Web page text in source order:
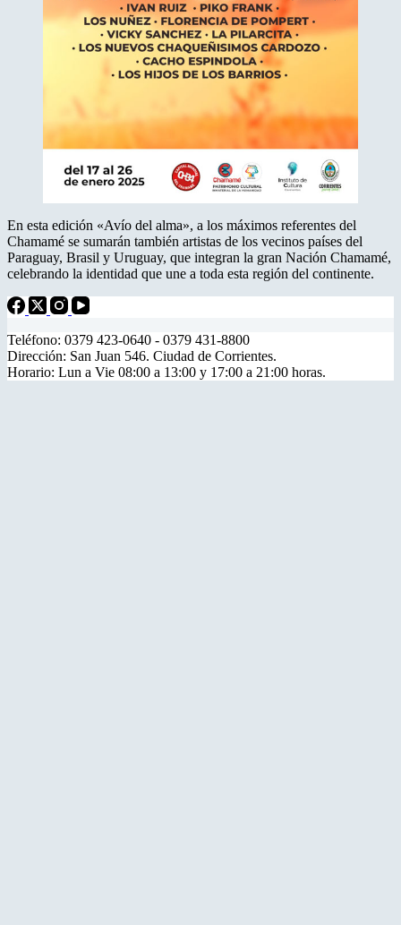
En esta edición «Avío del alma», a los máximos referentes del
Chamamé se sumarán también artistas de los vecinos países del
Paraguay, Brasil y Uruguay, que integran la gran Nación Chamamé,
celebrando la identidad que une a toda esta región del continente.
Teléfono: 0379 423-0640 - 0379 431-8800
Dirección: San Juan 546. Ciudad de Corrientes.
Horario: Lun a Vie 08:00 a 13:00 y 17:00 a 21:00 horas.